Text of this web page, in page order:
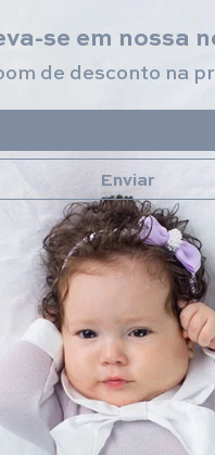
se em nossa
de desconto na
Enviar